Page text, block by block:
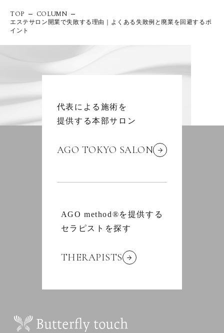
TOP
COLUMN
エステサロン開業で失敗する理由｜よくある失敗例と廃業を回避するポ
イント
代表による施術を
提供する本部サロン
AGO TOKYO SALON
AGO method®を提供する
セラピストを探す
THERAPISTS